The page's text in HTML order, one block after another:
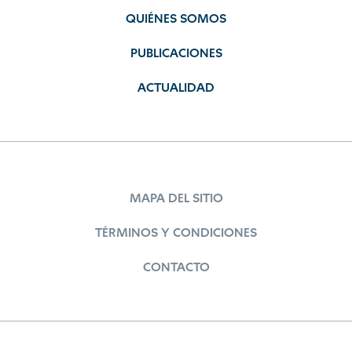
QUIÉNES SOMOS
PUBLICACIONES
ACTUALIDAD
MAPA DEL SITIO
TÉRMINOS Y CONDICIONES
CONTACTO